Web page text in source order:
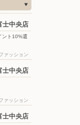
士中央店
ント10%還
ァッション
士中央店
ァッション
士中央店